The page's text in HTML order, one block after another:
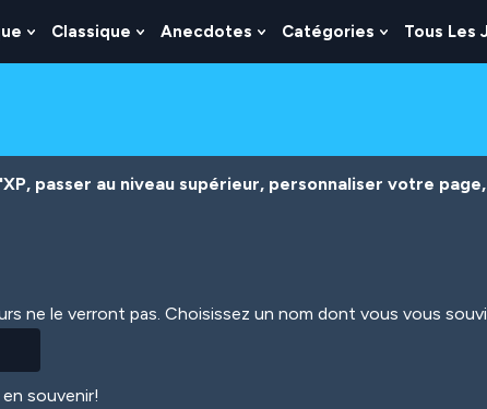
Show
Submenu
Classique
Show
Submenu
Anecdotes
Show
Submenu
Catégories
Show
Submenu
Tous Les
passer au niveau supérieur, personnaliser votre
ne le verront pas. Choisissez un nom dont vous vous
souvenir!